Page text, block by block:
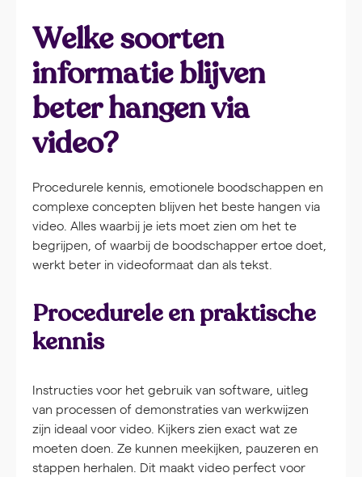
Welke soorten
informatie blijven
beter hangen via
video?
Procedurele kennis, emotionele boodschappen en
complexe concepten blijven het beste hangen via
video. Alles waarbij je iets moet zien om het te
begrijpen, of waarbij de boodschapper ertoe doet,
werkt beter in videoformaat dan als tekst.
Procedurele en praktische
kennis
Instructies voor het gebruik van software, uitleg
van processen of demonstraties van werkwijzen
zijn ideaal voor video. Kijkers zien exact wat ze
moeten doen. Ze kunnen meekijken, pauzeren en
stappen herhalen. Dit maakt video perfect voor